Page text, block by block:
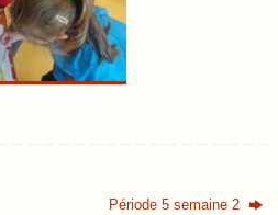
Période 5 semaine 2